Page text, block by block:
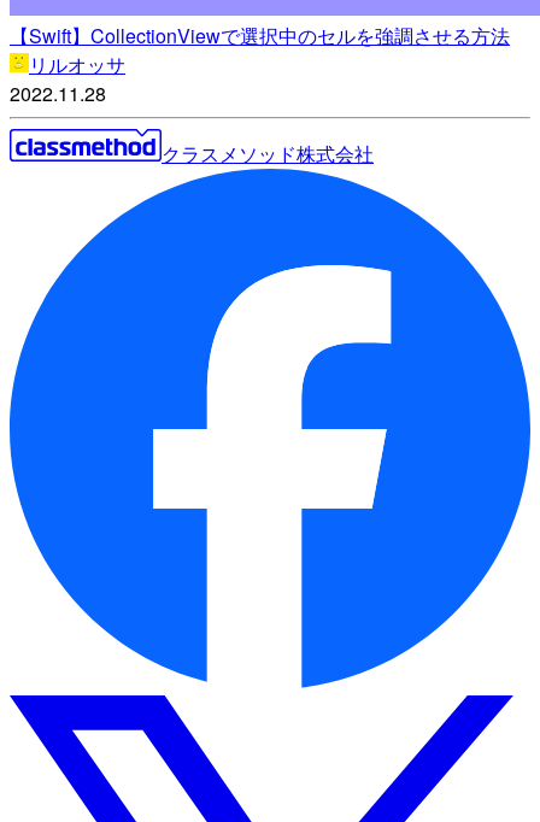
【Swift】CollectionViewで選択中のセルを強調させる方法
リルオッサ
2022.11.28
クラスメソッド株式会社